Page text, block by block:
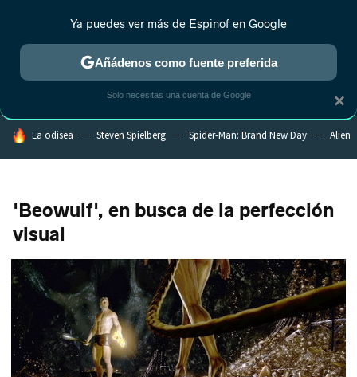
MENÚ NUEVO
ESTRENOS REALITY ANIME RANKINGS CINE
HOY SE HABLA DE
La odisea Steven Spielberg Spider-Man: Brand New Day Alien
'Beowulf', en busca de la perfección
visual
×
Ya puedes ver más de Espinof en Google
Añádenos como fuente preferida
Solo necesitas una cuenta de Google